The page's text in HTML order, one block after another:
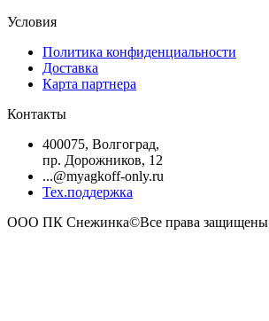
Условия
Политика конфиденциальности
Доставка
Карта партнера
Контакты
400075, Волгоград,
пр. Дорожников, 12
...@myagkoff-only.ru
Тех.поддержка
ООО ПК Снежинка©Все права защищены